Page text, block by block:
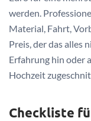
werden.
Material, Fahrt,
Preis, der das alles
Erfahrung hin oder
Hochzeit
Checkliste